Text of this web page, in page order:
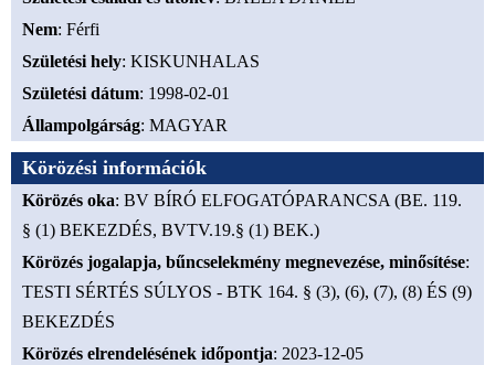
Nem: Férfi
Születési hely: KISKUNHALAS
Születési dátum: 1998-02-01
Állampolgárság: MAGYAR
Körözési információk
Körözés oka: BV BÍRÓ ELFOGATÓPARANCSA (BE. 119.
§ (1) BEKEZDÉS, BVTV.19.§ (1) BEK.)
Körözés jogalapja, bűncselekmény megnevezése, minősítése:
TESTI SÉRTÉS SÚLYOS - BTK 164. § (3), (6), (7), (8) ÉS (9)
BEKEZDÉS
Körözés elrendelésének időpontja: 2023-12-05